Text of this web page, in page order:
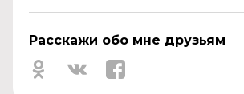
Расскажи обо мне друзьям